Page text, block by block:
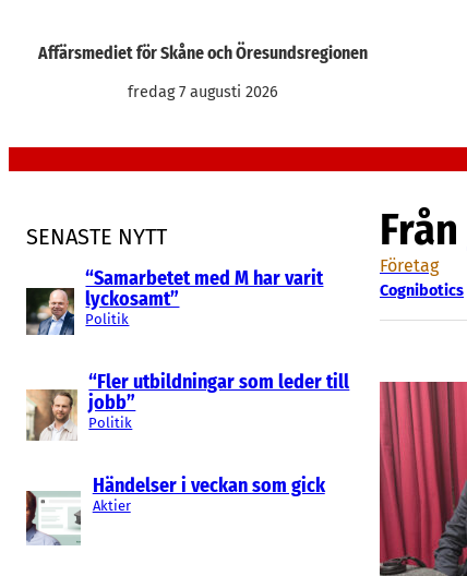
Affärsmediet för Skåne och Öresundsregionen
fredag 7 augusti 2026
SENASTE NYTT
“Samarbetet med M har varit
lyckosamt”
Politik
“Fler utbildningar som leder till
jobb”
Politik
Händelser i veckan som gick
Aktier
Från
Företag
Cognibotics